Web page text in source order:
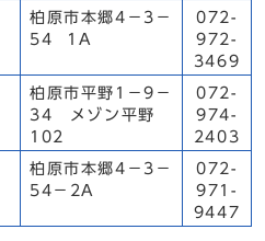
柏原市本郷4－3－
54 1A
072-
972-
3469
柏原市平野1－9－
34 メゾン平野
102
072-
974-
2403
柏原市本郷4－3－
54－2A
072-
971-
9447